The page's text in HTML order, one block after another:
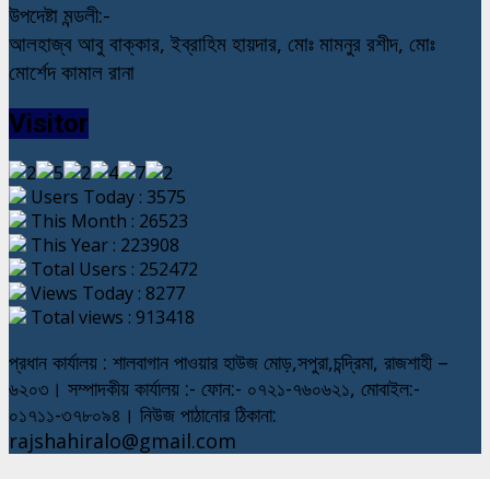
উপদেষ্টা মন্ডলী:-
আলহাজ্ব আবু বাক্কার, ইব্রাহিম হায়দার, মোঃ মামনুর রশীদ, মোঃ
মোর্শেদ কামাল রানা
Visitor
Users Today : 3575
This Month : 26523
This Year : 223908
Total Users : 252472
Views Today : 8277
Total views : 913418
প্রধান কার্যালয় : শালবাগান পাওয়ার হাউজ মোড়,সপুরা,চন্দ্রিমা, রাজশাহী –
৬২০৩। সম্পাদকীয় কার্যালয় :- ফোন:- ০৭২১-৭৬০৬২১, মোবাইল:-
০১৭১১-৩৭৮০৯৪। নিউজ পাঠানোর ঠিকানা:
rajshahiralo@gmail.com